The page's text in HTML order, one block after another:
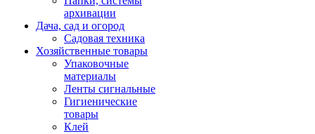
архивации
Дача, сад и огород
Садовая техника
Хозяйственные товары
Упаковочные
материалы
Ленты сигнальные
Гигиенические
товары
Клей